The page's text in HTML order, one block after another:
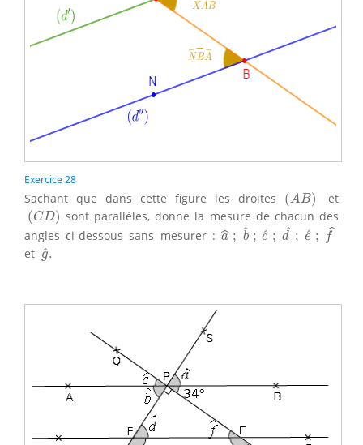
Exercice 28
Sachant que dans cette figure les droites (AB)
(AB) et
(CD)
(CD)
sont parallèles, donne la mesure de chacun des
angles ci-dessous sans mesurer :ˆ
a ; ˆ
b ; ˆ
c ; ˆ
d ; ˆ
e ; ˆ
f
a^; b ^;c ^; d^; e ^;f^
et ˆ
g.
g